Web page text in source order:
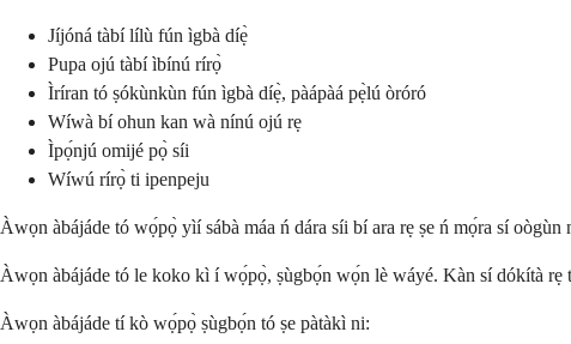
Jíjóná tàbí lílù fún ìgbà díẹ̀
Pupa ojú tàbí ìbínú rírọ̀
Ìríran tó ṣókùnkùn fún ìgbà díẹ̀, pàápàá pẹ̀lú òróró
Wíwà bí ohun kan wà nínú ojú rẹ
Ìpọ́njú omijé pọ̀ síi
Wíwú rírọ̀ ti ipenpeju
Àwọn àbájáde tó wọ́pọ̀ yìí sábà máa ń dára síi bí ara rẹ ṣe ń mọ́ra sí
Àwọn àbájáde tó le koko kì í wọ́pọ̀, ṣùgbọ́n wọ́n lè wáyé. Kàn sí dókítà
Àwọn àbájáde tí kò wọ́pọ̀ ṣùgbọ́n tó ṣe pàtàkì ni: